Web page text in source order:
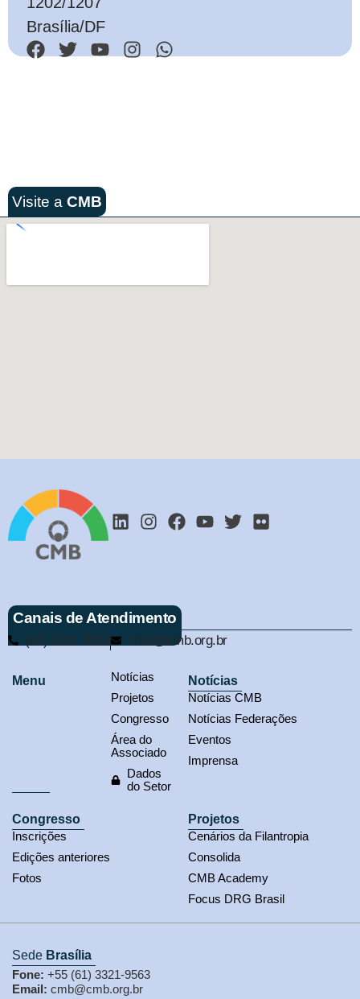
Brasília/DF
Visite a CMB
Canais de Atendimento
(61) 3321-9563 cmb@cmb.org.br
Menu
Notícias
Projetos
Congresso
Área do
Associado
Dados
do Setor
Notícias
Notícias CMB
Notícias Federações
Eventos
Imprensa
Congresso
Inscrições
Edições anteriores
Fotos
Projetos
Cenários da Filantropia
Consolida
CMB Academy
Focus DRG Brasil
Sede Brasília
Fone: +55 (61) 3321-9563
Email: cmb@cmb.org.br